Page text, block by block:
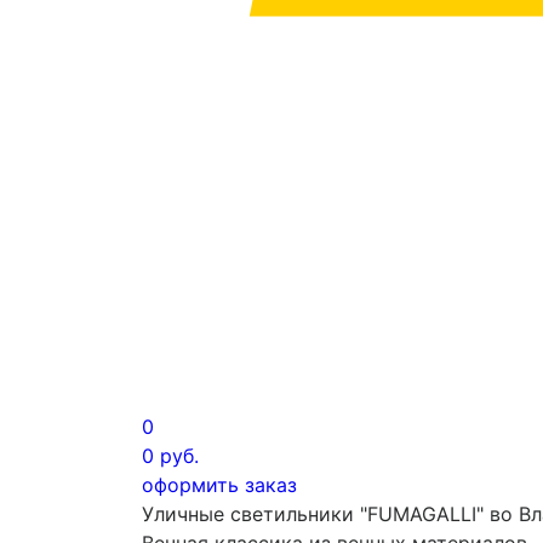
0
0 руб.
оформить заказ
Уличные светильники "FUMAGALLI" во